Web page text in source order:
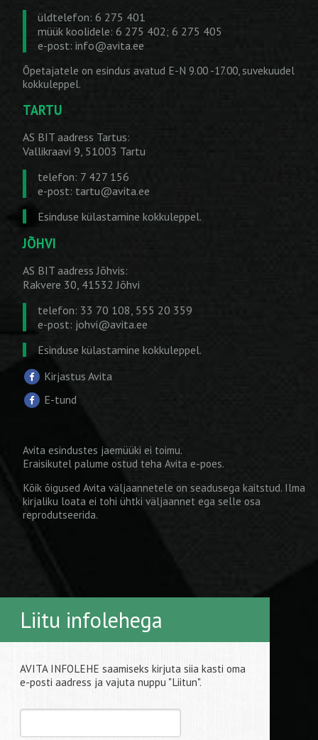
üldtelefon: 6 275 401
müük koolidele: 6 275 402; 6 275 405
e-post: info@avita.ee
Õpetajatele on esindus avatud E-N 9.00 -17.00, suvekuudel
kokkuleppel.
TARTU
AS BIT aadress Tartus:
Vallikraavi 9, 51003 Tartu
telefon: 7 427 156
e-post: tartu@avita.ee
Esinduse külastamine kokkuleppel.
JÕHVI
AS BIT aadress Jõhvis:
Rakvere 30, 41532 Jõhvi
telefon: 33 70 108, 555 20 359
e-post: johvi@avita.ee
Esinduse külastamine kokkuleppel.
Kirjastus Avita
E-tund
Avita esindustes jaemüüki ei toimu.
Eraisikutel palume ostud teha Avita e-poes.
Kõik õigused Avita väljaannetele on seadusega kaitstud. Ilma
kirjaliku loata ei tohi ühtki väljaannet ega selle osa
reprodutseerida.
Liitu infolehega
AVITA INFOLEHE saamiseks kirjuta siia kasti oma
e-posti aadress ja vajuta nuppu "Liitun".